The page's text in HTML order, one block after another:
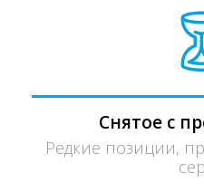
Снятое с
Редкие позиции,